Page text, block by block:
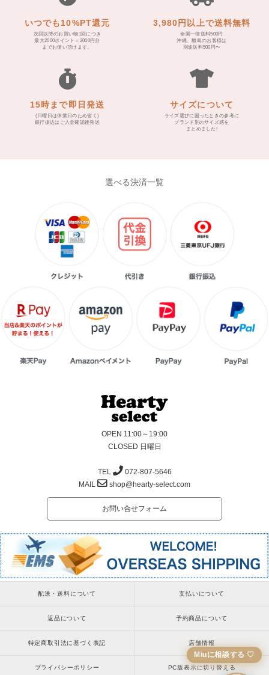
いつでも10%PT還元
次回以降のお買い物1回につき
最大2000ポイント＝2000円分
までお使い頂けます。
3,980円以上で送料無料
全国一律送料500円
沖縄、離島のお客様は
別途送料500円〜
15時まで即日発送
(日曜日は休業日のため省く)
銀行振込はご入金確認後発送
サイズについて
サイズ選びに困ったときの参考に
ブランド別のサイズ感を
まとめました!
選べる決済一覧
OPEN 11:00～19:00
CLOSED 日曜日
TEL
072-807-5646
MAIL
shop@hearty-select.com
お問い合せフォーム
配送・送料について 支払いについて
返品について 予約商品について
特定商取引法に基づく表記 店舗情報
プライバシーポリシー PC版表示に切り替える
Miuに相談する ♡